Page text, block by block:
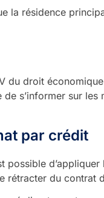
la résidence
du droit
s’informer sur les
par crédit
possible
rétracter du contrat